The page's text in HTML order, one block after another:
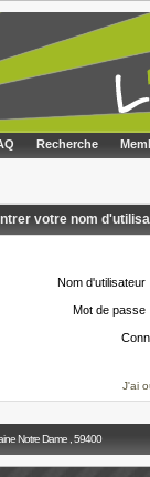
Recherche
votre nom
Nom d'utilisateur
Mot de passe
J'ai
Notre Dame , 59400